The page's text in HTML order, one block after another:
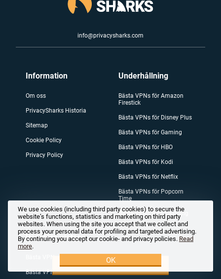
Prova nu!
info@privacysharks.com
Information
Om oss
PrivacySharks Historia
Sitemap
Cookie Policy
Privacy Policy
Underhållning
Bästa VPNs för Amazon
Firestick
Bästa VPNs för Disney Plus
Bästa VPNs för Gaming
Bästa VPNs för HBO
Bästa VPNs för Kodi
Bästa VPNs för Netflix
Bästa VPNs för Popcorn
Time
Bästa VPNs för Streaming
Populära platser
Bästa VPNs: Sverige
We use cookies (including third party cookies) to secure the
website’s functions, statistics and marketing on third party
websites. When using the site you accept that we collect and
process your personal data for profiling and targeted advertising.
By continuing you accept our cookie- and privacy policies. Read
more.
OK